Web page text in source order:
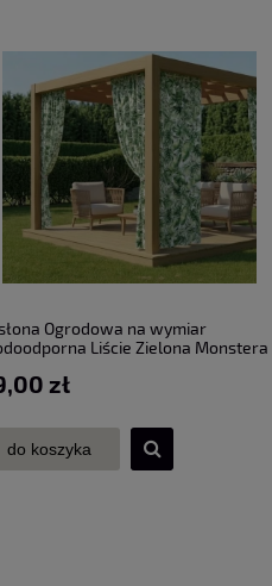
Ogrodowa na wymiar
Liście Zielona Monstera
zł
do koszyka